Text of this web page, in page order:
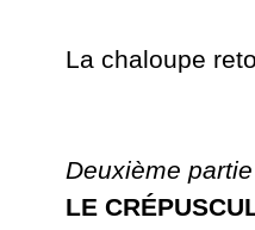
La chaloupe
Deuxième partie
LE